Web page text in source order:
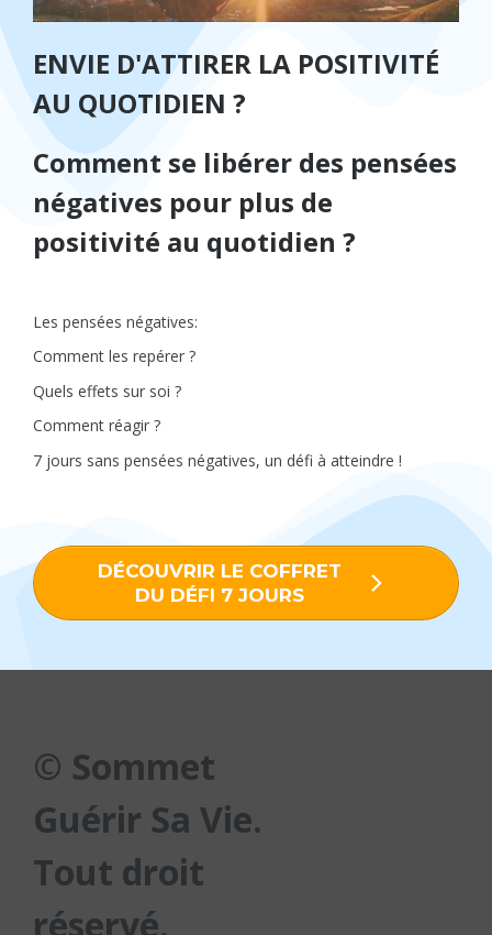
ENVIE D'ATTIRER LA POSITIVITÉ
AU QUOTIDIEN ?
Comment se libérer des pensées
négatives pour plus de
positivité au quotidien ?
Les pensées négatives:
Comment les repérer ?
Quels effets sur soi ?
Comment réagir ?
7 jours sans pensées négatives, un défi à atteindre !
DÉCOUVRIR LE COFFRET
DU DÉFI 7 JOURS
© Sommet
Guérir Sa Vie.
Tout droit
réservé.